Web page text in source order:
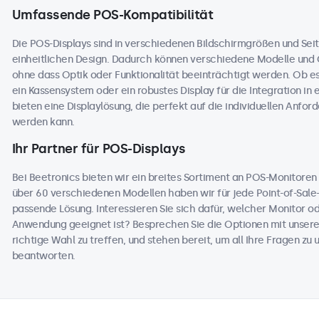
Umfassende POS-Kompatibilität
Die POS-Displays sind in verschiedenen Bildschirmgrößen und
einheitlichen Design. Dadurch können verschiedene Modelle
ohne dass Optik oder Funktionalität beeinträchtigt werden. Ob
ein Kassensystem oder ein robustes Display für die Integration in
bieten eine Displaylösung, die perfekt auf die individuellen
werden kann.
Ihr Partner für POS-Displays
Bei Beetronics bieten wir ein breites Sortiment an POS-
über 60 verschiedenen Modellen haben wir für jede Point-of-
passende Lösung. Interessieren Sie sich dafür, welcher Monitor
Anwendung geeignet ist? Besprechen Sie die Optionen mit
richtige Wahl zu treffen, und stehen bereit, um all Ihre Fragen zu
beantworten.